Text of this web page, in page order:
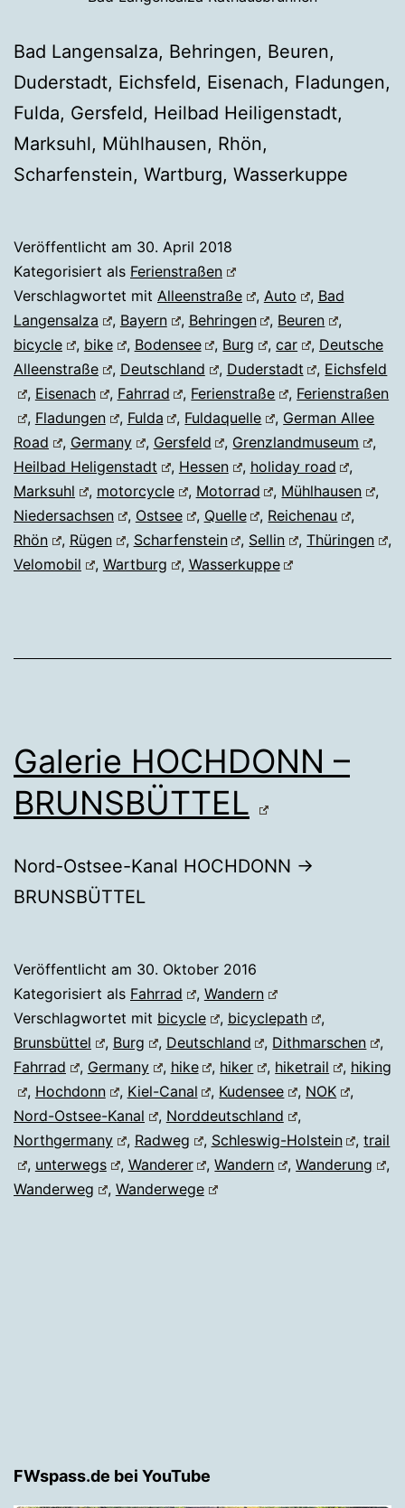
Bad Langensalza, Behringen, Beuren,
Duderstadt, Eichsfeld, Eisenach, Fladungen,
Fulda, Gersfeld, Heilbad Heiligenstadt,
Marksuhl, Mühlhausen, Rhön,
Scharfenstein, Wartburg, Wasserkuppe
Veröffentlicht am 30. April 2018
Kategorisiert als Ferienstraßen
Verschlagwortet mit Alleenstraße , Auto , Bad
Langensalza
, Bayern , Behringen , Beuren
,
bicycle
, bike , Bodensee , Burg ,car , Deutsche
Alleenstraße
, Deutschland , Duderstadt , Eichsfeld
, Eisenach , Fahrrad , Ferienstraße , Ferienstraßen
, Fladungen , Fulda , Fuldaquelle , German Allee
Road
, Germany , Gersfeld , Grenzlandmuseum
,
Heilbad Heligenstadt
, Hessen , holiday road
,
Marksuhl
, motorcycle , Motorrad , Mühlhausen
,
Niedersachsen
, Ostsee , Quelle , Reichenau
,
Rhön
, Rügen , Scharfenstein , Sellin ,Thüringen
,
Velomobil
, Wartburg , Wasserkuppe
Galerie HOCHDONN –
BRUNSBÜTTEL
Nord-Ostsee-Kanal HOCHDONN →
BRUNSBÜTTEL
Veröffentlicht am 30. Oktober 2016
Kategorisiert als Fahrrad , Wandern
Verschlagwortet mit bicycle , bicyclepath
,
Brunsbüttel
, Burg , Deutschland , Dithmarschen
,
Fahrrad
, Germany , hike , hiker , hiketrail , hiking
, Hochdonn , Kiel-Canal , Kudensee , NOK
,
Nord-Ostsee-Kanal
, Norddeutschland
,
Northgermany
, Radweg , Schleswig-Holstein ,trail
, unterwegs , Wanderer ,Wandern ,Wanderung
,
Wanderweg
, Wanderwege
FWspass.de bei YouTube